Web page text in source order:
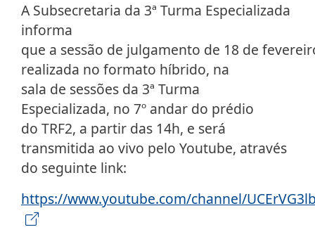
A Subsecretaria da 3ª Turma Especializada
informa
que a sessão de julgamento de 18 de
realizada no formato híbrido, na
sala de sessões ​da 3ª Turma
Especializada, no 7º andar do prédio
do TRF2, a partir das 14h, e será
transmitida ao vivo pelo Youtube, através
do seguinte link:
https://www.youtube.com/channel/